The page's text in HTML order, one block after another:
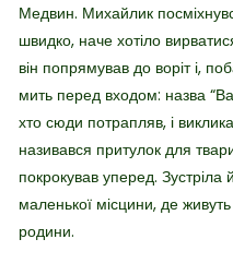
Медвин. Михайлик
швидко, наче хотіло
він попрямував до воріт і,
мить перед входом: назва
хто сюди потрапляв, і
називався притулок для
покрокував уперед.
маленької місцини, де
родини.